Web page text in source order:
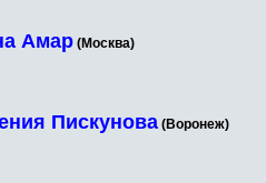
Амар (Москва)
Пискунова (Воронеж)